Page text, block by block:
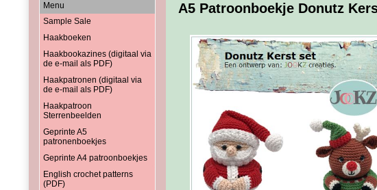
Menu
Sample Sale
Haakboeken
Haakbookazines (digitaal via
de e-mail als PDF)
Haakpatronen (digitaal via
de e-mail als PDF)
Haakpatroon
Sterrenbeelden
Geprinte A5
patronenboekjes
Geprinte A4 patroonboekjes
English crochet patterns
(PDF)
A5 Patroonboekje Donutz